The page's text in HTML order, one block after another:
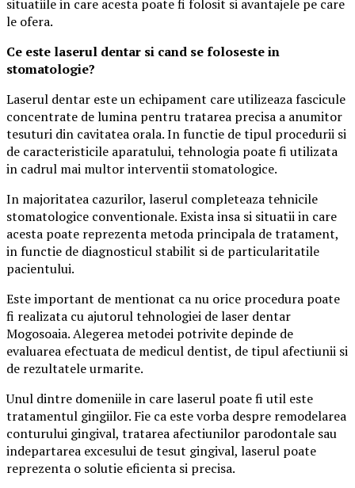
situatiile in care acesta poate fi folosit si avantajele pe care
le ofera.
Ce este laserul dentar si cand se foloseste in
stomatologie?
Laserul dentar este un echipament care utilizeaza fascicule
concentrate de lumina pentru tratarea precisa a anumitor
tesuturi din cavitatea orala. In functie de tipul procedurii si
de caracteristicile aparatului, tehnologia poate fi utilizata
in cadrul mai multor interventii stomatologice.
In majoritatea cazurilor, laserul completeaza tehnicile
stomatologice conventionale. Exista insa si situatii in care
acesta poate reprezenta metoda principala de tratament,
in functie de diagnosticul stabilit si de particularitatile
pacientului.
Este important de mentionat ca nu orice procedura poate
fi realizata cu ajutorul tehnologiei de laser dentar
Mogosoaia. Alegerea metodei potrivite depinde de
evaluarea efectuata de medicul dentist, de tipul afectiunii si
de rezultatele urmarite.
Unul dintre domeniile in care laserul poate fi util este
tratamentul gingiilor. Fie ca este vorba despre remodelarea
conturului gingival, tratarea afectiunilor parodontale sau
indepartarea excesului de tesut gingival, laserul poate
reprezenta o solutie eficienta si precisa.